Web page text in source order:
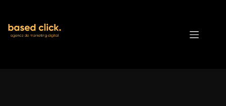
contenu